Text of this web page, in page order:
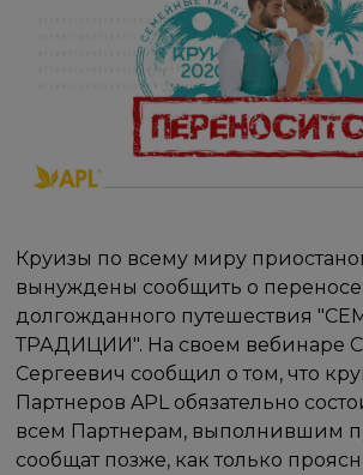
Круизы по всему миру
вынуждены сообщить о переносе
долгожданного путешествия
ТРАДИЦИИ". На своем вебинаре
Сергеевич сообщил о том, что
Партнеров APL обязательно
всем Партнерам, выполнившим
сообщат позже, как только